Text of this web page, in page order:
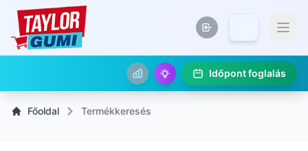
Időpont foglalás
Főoldal Termékkeresés